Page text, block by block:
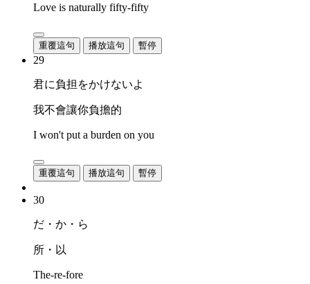
Love is naturally fifty-fifty
重覆這句 播放這句 暫停
29
君に負担をかけないよ
我不會讓你負擔的
I won't put a burden on you
重覆這句 播放這句 暫停
30
だ・か・ら
所・以
The-re-fore